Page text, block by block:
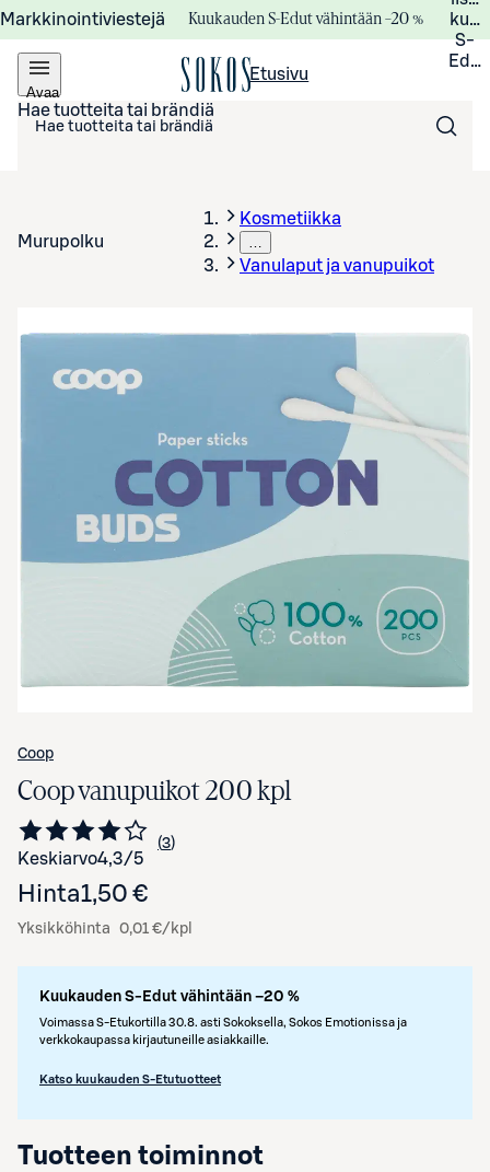
Markkinointiviestejä Kuukauden S-Edut vähintään –20 %
S-
Avaa
valikko
Etusivu
Hae tuotteita tai brändiä
Murupolku
Kosmetiikka
…
Vanulaput ja vanupuikot
Avaa tuotekuva suurennettuna
Coop
Coop vanupuikot 200 kpl
Keskiarvo4,3/5 Siirry arvioihin
3
kappaletta
Hinta1,50 €
Yksikköhinta 0,01 €/kpl
Kuukauden S-Edut vähintään –20 %
Voimassa S-Etukortilla 30.8. asti Sokoksella, Sokos Emotionissa ja
verkkokaupassa kirjautuneille asiakkaille.
Katso kuukauden S-Etutuotteet
Tuotteen toiminnot